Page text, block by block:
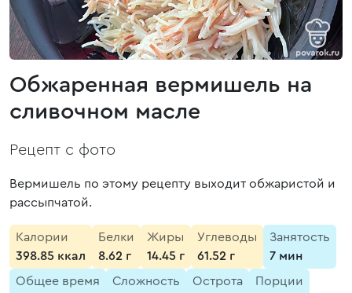
Обжаренная вермишель на
сливочном масле
Рецепт с фото
Вермишель по этому рецепту выходит обжаристой и
рассыпчатой.
Калории
398.85 ккал
Белки
8.62 г
Жиры
14.45 г
Углеводы
61.52 г
Занятость
7 мин
Общее время
Сложность
Острота
Порции